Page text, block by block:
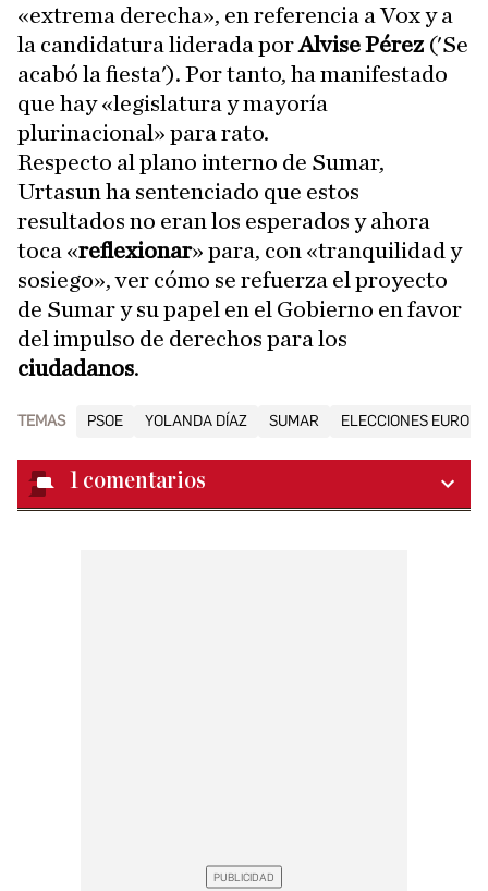
«extrema derecha», en referencia a Vox y a
la candidatura liderada porAlvise Pérez('Se
acabó la fiesta'). Por tanto, ha manifestado
que hay «legislatura y mayoría
plurinacional» para rato.
Respecto al plano interno de Sumar,
Urtasun ha sentenciado que estos
resultados no eran los esperados y ahora
toca «reflexionar» para, con «tranquilidad y
sosiego», ver cómo se refuerza el proyecto
de Sumar y su papel en el Gobierno en favor
del impulso de derechos para los
ciudadanos.
TEMAS PSOE YOLANDA DÍAZ SUMAR ELECCIONES
1 comentarios